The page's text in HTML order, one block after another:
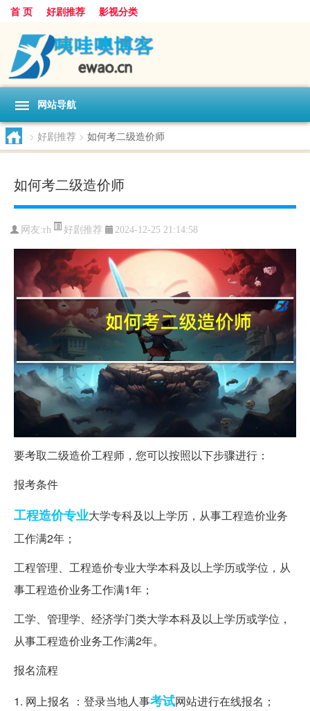
首 页 好剧推荐 影视分类
网站导航
> 好剧推荐 > 如何考二级造价师
如何考二级造价师
网友:rh 好剧推荐 2024-12-25 21:14:58
要考取二级造价工程师，您可以按照以下步骤进行：
报考条件
工程造价专业大学专科及以上学历，从事工程造价业务
工作满2年；
工程管理、工程造价专业大学本科及以上学历或学位，从
事工程造价业务工作满1年；
工学、管理学、经济学门类大学本科及以上学历或学位，
从事工程造价业务工作满2年。
报名流程
1. 网上报名 ：登录当地人事考试网站进行在线报名；